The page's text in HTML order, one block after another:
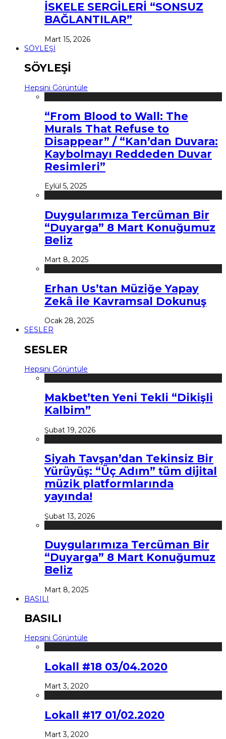
İSKELE SERGİLERİ “SONSUZ
BAĞLANTILAR”
Mart 15, 2026
SÖYLEŞİ
SÖYLEŞİ
Hepsini Görüntüle
“From Blood to Wall: The
Murals That Refuse to
Disappear” / “Kan’dan Duvara:
Kaybolmayı Reddeden Duvar
Resimleri”
Eylül 5, 2025
Duygularımıza Tercüman Bir
“Duyarga” 8 Mart Konuğumuz
Beliz
Mart 8, 2025
Erhan Us’tan Müziğe Yapay
Zekâ ile Kavramsal Dokunuş
Ocak 28, 2025
SESLER
SESLER
Hepsini Görüntüle
Makbet’ten Yeni Tekli “Dikişli
Kalbim”
Şubat 19, 2026
Siyah Tavşan’dan Tekinsiz Bir
Yürüyüş: “Üç Adım” tüm dijital
müzik platformlarında
yayında!
Şubat 13, 2026
Duygularımıza Tercüman Bir
“Duyarga” 8 Mart Konuğumuz
Beliz
Mart 8, 2025
BASILI
BASILI
Hepsini Görüntüle
Lokall #18 03/04.2020
Mart 3, 2020
Lokall #17 01/02.2020
Mart 3, 2020